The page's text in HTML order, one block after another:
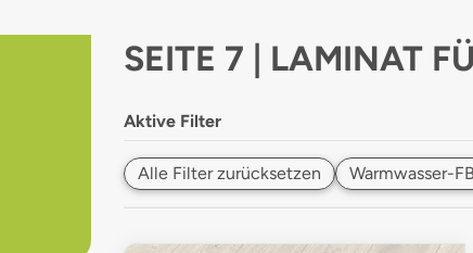
Press
selected
search
Touch
SEITE 7 | LAMINAT
Aktive Filter
Alle Filter zurücksetzen Warmwasser-